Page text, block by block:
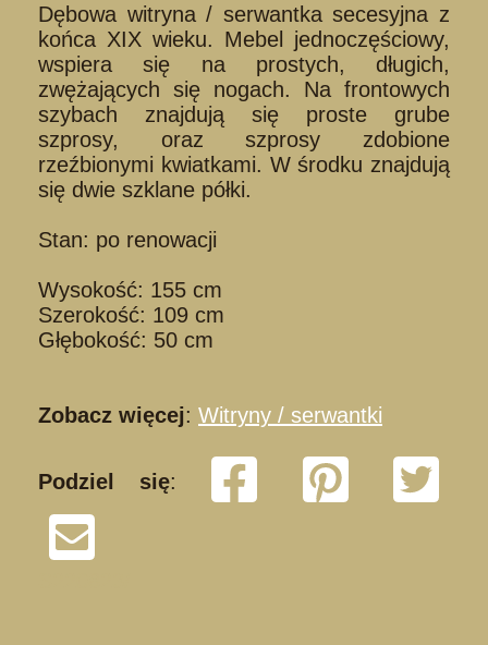
Dębowa witryna / serwantka secesyjna z
końca XIX wieku. Mebel jednoczęściowy,
wspiera się na prostych, długich,
zwężających się nogach. Na frontowych
szybach znajdują się proste grube
szprosy, oraz szprosy zdobione
rzeźbionymi kwiatkami. W środku znajdują
się dwie szklane półki.
Stan: po renowacji
Wysokość: 155 cm
Szerokość: 109 cm
Głębokość: 50 cm
Zobacz więcej: Witryny / serwantki
Podziel się: